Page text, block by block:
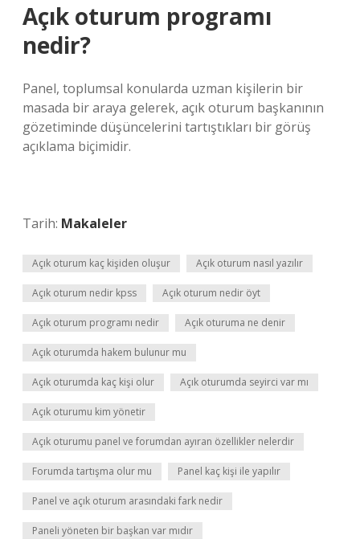
Açık oturum programı
nedir?
Panel, toplumsal konularda uzman kişilerin bir
masada bir araya gelerek, açık oturum başkanının
gözetiminde düşüncelerini tartıştıkları bir görüş
açıklama biçimidir.
Tarih: Makaleler
Açık oturum kaç kişiden oluşur Açık oturum nasıl yazılır
Açık oturum nedir kpss Açık oturum nedir öyt
Açık oturum programı nedir Açık oturuma ne denir
Açık oturumda hakem bulunur mu
Açık oturumda kaç kişi olur Açık oturumda seyirci var mı
Açık oturumu kim yönetir
Açık oturumu panel ve forumdan ayıran özellikler nelerdir
Forumda tartışma olur mu Panel kaç kişi ile yapılır
Panel ve açık oturum arasındaki fark nedir
Paneli yöneten bir başkan var mıdır